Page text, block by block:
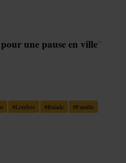
une pause en ville”
#Londres #Balade #Famille